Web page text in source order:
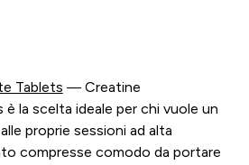
Tablets — Creatine
la scelta ideale per chi vuole un
proprie sessioni ad alta
compresse comodo da portare